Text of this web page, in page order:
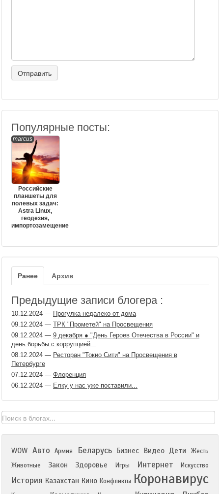
Популярные посты:
marcus
Российские
планшеты для
полевых задач:
Astra Linux,
геодезия,
импортозамещение
Ранее Архив
Предыдущие записи блогера :
10.12.2024 — Прогулка недалеко от дома
09.12.2024 — ТРК "Прометей" на Просвещения
09.12.2024 — 9 декабря ● "День Героев Отечества в России" и
день борьбы с коррупцией...
08.12.2024 — Ресторан "Токио Сити" на Просвещения в
Петербурге
07.12.2024 — Флоренция
06.12.2024 — Елку у нас уже поставили...
WOW Авто Армия Беларусь Бизнес Видео Дети
Жесть
Животные
Закон Здоровье Игры Интернет Искусство
История Казахстан Кино Конфликты Коронавирус